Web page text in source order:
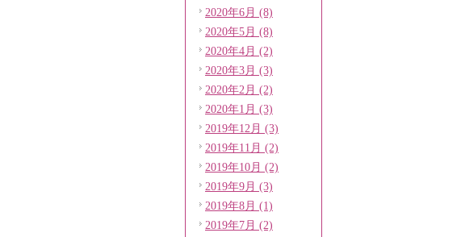
2020年6月 (8)
2020年5月 (8)
2020年4月 (2)
2020年3月 (3)
2020年2月 (2)
2020年1月 (3)
2019年12月 (3)
2019年11月 (2)
2019年10月 (2)
2019年9月 (3)
2019年8月 (1)
2019年7月 (2)